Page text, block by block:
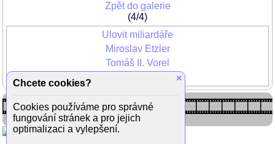
Zpět do galerie
(4/4)
Ulovit miliardáře
Miroslav Etzler
Tomáš II. Vorel
×
Chcete cookies?
Cookies používáme pro správné
fungování stránek a pro jejich
optimalizaci a vylepšení.